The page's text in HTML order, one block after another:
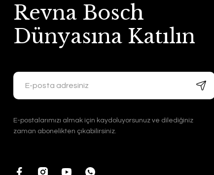
Revna Bosch
Dünyasına Katılın
E-postalarımızı almak için kaydoluyorsunuz ve dilediğiniz
zaman abonelikten çıkabilirsiniz.